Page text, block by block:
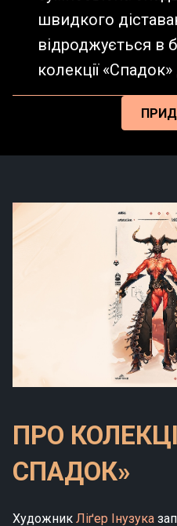
швидкого
відроджується в
колекції
ПРО
СПАДОК»
Художник Ліґер Інузука